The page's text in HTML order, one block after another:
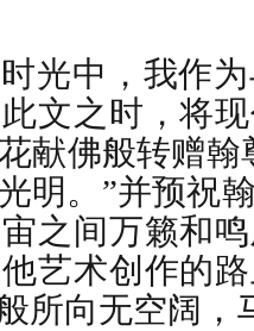
光中，我作
文之时，将
献佛般转赠
明。”并预祝
之间万籁和
艺术创作的
所向无空阔，